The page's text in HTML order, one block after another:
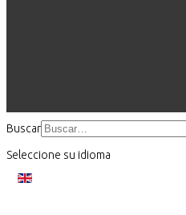
Buscar
Seleccione su idioma